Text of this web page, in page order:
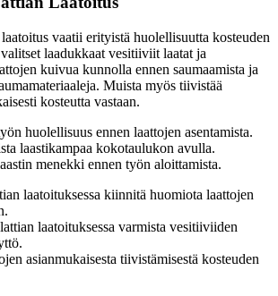
vaatii erityistä huolellisuutta kosteuden
laadukkaat vesitiiviit laatat ja
kuivua kunnolla ennen saumaamista ja
Muista myös tiivistää
kosteutta vastaan.
huolellisuus ennen laattojen asentamista.
laastikampaa kokotaulukon avulla.
menekki ennen työn aloittamista.
laatoituksessa kiinnitä huomiota laattojen
laatoituksessa varmista vesitiiviiden
asianmukaisesta tiivistämisestä kosteuden